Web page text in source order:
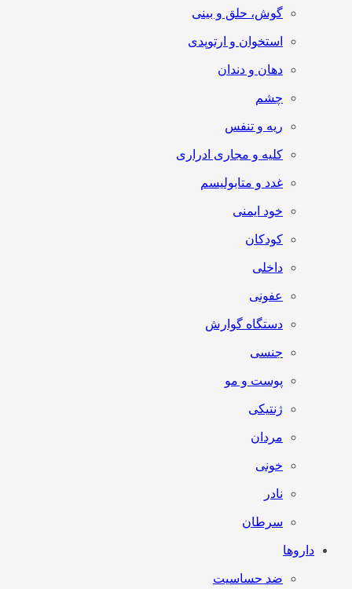
گوش، حلق و بینی
استخوان و ارتوپدی
دهان و دندان
چشم
ریه و تنفس
کلیه و مجاری ادراری
غدد و متابولیسم
خود ایمنی
کودکان
داخلی
عفونی
دستگاه گوارش
جنسی
پوست و مو
ژنتیکی
مردان
خونی
نادر
سرطان
داروها
ضد حساسیت